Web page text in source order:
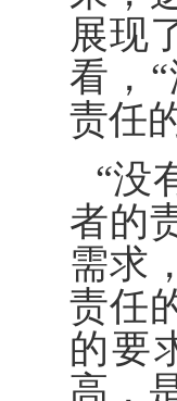
展现
看，
责任
“没
者的
需求
责任
的要
高，